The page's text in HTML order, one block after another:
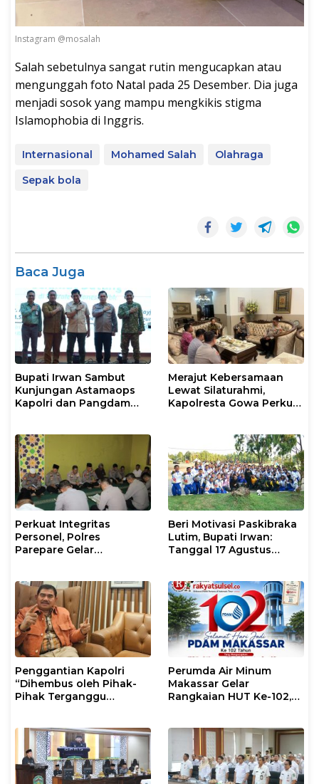
Instagram @mosalah
Salah sebetulnya sangat rutin mengucapkan atau
mengunggah foto Natal pada 25 Desember. Dia juga
menjadi sosok yang mampu mengkikis stigma
Islamophobia di Inggris.
Internasional Mohamed Salah
Olahraga
Sepak bola
Baca Juga
Bupati Irwan Sambut
Kunjungan Astamaops
Kapolri dan Pangdam
Merajut Kebersamaan
Lewat Silaturahmi,
Kapolresta Gowa Perkuat
Perkuat Integritas
Personel, Polres
Parepare Gelar
Beri Motivasi Paskibraka
Lutim, Bupati Irwan:
Tanggal 17 Agustus
Penggantian Kapolri
“Dihembus oleh Pihak-
Pihak Terganggu
Perumda Air Minum
Makassar Gelar
Rangkaian HUT Ke-102,